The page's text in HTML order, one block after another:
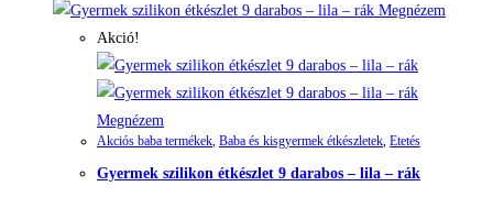
Megnézem
Akció!
Megnézem
Akciós baba termékek Baba és kisgyermek étkészletek Etetés
Gyermek szilikon étkészlet 9 darabos – lila – rák